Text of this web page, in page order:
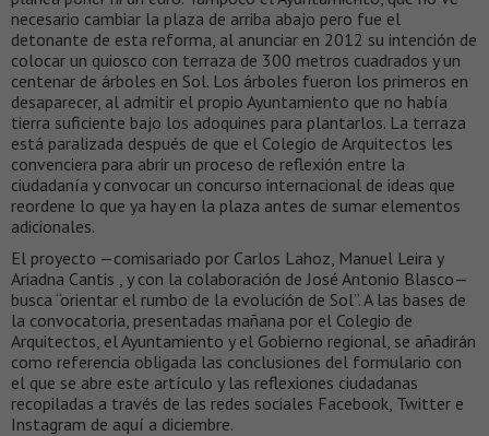
necesario cambiar la plaza de arriba abajo pero fue el
detonante de esta reforma, al anunciar en 2012 su intención de
colocar un quiosco con terraza de 300 metros cuadrados y un
centenar de árboles en Sol. Los árboles fueron los primeros en
desaparecer, al admitir el propio Ayuntamiento que no había
tierra suficiente bajo los adoquines para plantarlos. La terraza
está paralizada después de que el Colegio de Arquitectos les
convenciera para abrir un proceso de reflexión entre la
ciudadanía y convocar un concurso internacional de ideas que
reordene lo que ya hay en la plaza antes de sumar elementos
adicionales.
El proyecto —comisariado por Carlos Lahoz, Manuel Leira y
Ariadna Cantis , y con la colaboración de José Antonio Blasco—
busca “orientar el rumbo de la evolución de Sol”. A las bases de
la convocatoria, presentadas mañana por el Colegio de
Arquitectos, el Ayuntamiento y el Gobierno regional, se añadirán
como referencia obligada las conclusiones del formulario con
el que se abre este artículo y las reflexiones ciudadanas
recopiladas a través de las redes sociales Facebook, Twitter e
Instagram de aquí a diciembre.